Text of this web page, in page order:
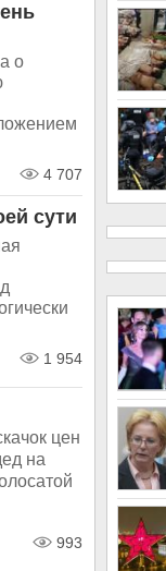
о
4 707
сути
1 954
цен
на
993